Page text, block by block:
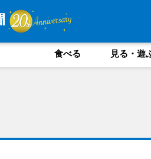
食べる 見る・遊